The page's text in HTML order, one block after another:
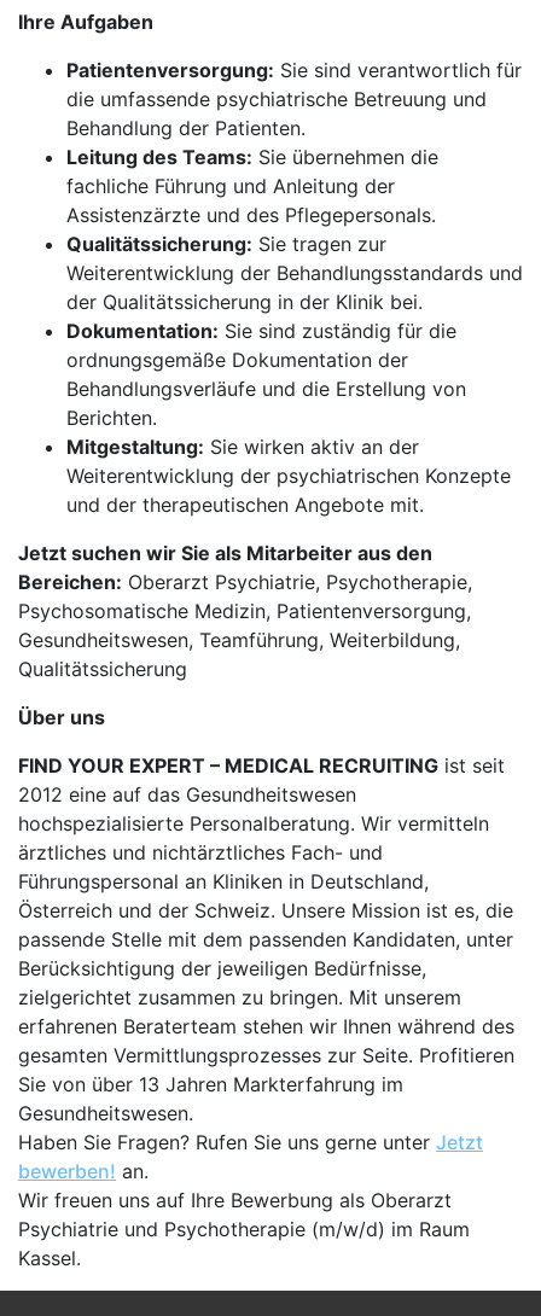
Ihre Aufgaben
Patientenversorgung: Sie sind verantwortlich für
die umfassende psychiatrische Betreuung und
Behandlung der Patienten.
Leitung des Teams: Sie übernehmen die
fachliche Führung und Anleitung der
Assistenzärzte und des Pflegepersonals.
Qualitätssicherung: Sie tragen zur
Weiterentwicklung der Behandlungsstandards und
der Qualitätssicherung in der Klinik bei.
Dokumentation: Sie sind zuständig für die
ordnungsgemäße Dokumentation der
Behandlungsverläufe und die Erstellung von
Berichten.
Mitgestaltung: Sie wirken aktiv an der
Weiterentwicklung der psychiatrischen Konzepte
und der therapeutischen Angebote mit.
Jetzt suchen wir Sie als Mitarbeiter aus den
Bereichen: Oberarzt Psychiatrie, Psychotherapie,
Psychosomatische Medizin, Patientenversorgung,
Gesundheitswesen, Teamführung, Weiterbildung,
Qualitätssicherung
Über uns
FIND YOUR EXPERT – MEDICAL RECRUITING ist seit
2012 eine auf das Gesundheitswesen
hochspezialisierte Personalberatung. Wir vermitteln
ärztliches und nichtärztliches Fach- und
Führungspersonal an Kliniken in Deutschland,
Österreich und der Schweiz. Unsere Mission ist es, die
passende Stelle mit dem passenden Kandidaten, unter
Berücksichtigung der jeweiligen Bedürfnisse,
zielgerichtet zusammen zu bringen. Mit unserem
erfahrenen Beraterteam stehen wir Ihnen während des
gesamten Vermittlungsprozesses zur Seite. Profitieren
Sie von über 13 Jahren Markterfahrung im
Gesundheitswesen.
Haben Sie Fragen? Rufen Sie uns gerne unter Jetzt
bewerben! an.
Wir freuen uns auf Ihre Bewerbung als Oberarzt
Psychiatrie und Psychotherapie (m/w/d) im Raum
Kassel.